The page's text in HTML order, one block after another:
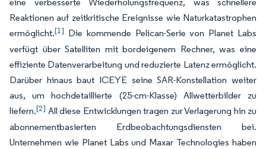
eine verbesserte Wiederholungsfrequenz, was schnellere
Reaktionen auf zeitkritische Ereignisse wie Naturkatastrophen
ermöglicht.[1] Die kommende Pelican-Serie von Planet Labs
verfügt über Satelliten mit bordeigenem Rechner, was eine
effiziente Datenverarbeitung und reduzierte Latenz ermöglicht.
Darüber hinaus baut ICEYE seine SAR-Konstellation weiter
aus, um hochdetaillierte (25-cm-Klasse) Allwetterbilder zu
liefern.[2] All diese Entwicklungen tragen zur Verlagerung hin zu
abonnementbasierten Erdbeobachtungsdiensten bei.
Unternehmen wie Planet Labs und Maxar Technologies haben